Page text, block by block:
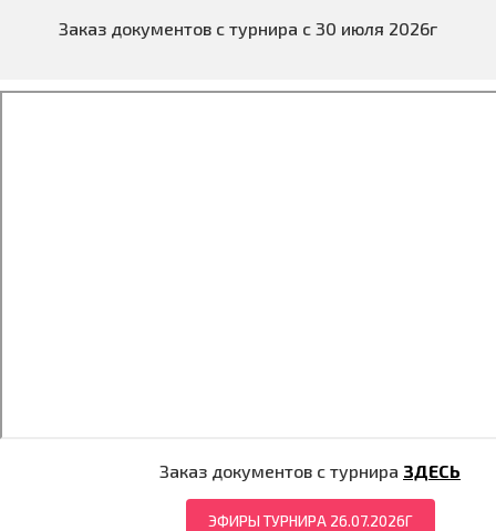
Заказ документов с турнира с 30 июля 2026г
Заказ документов с турнира ЗДЕСЬ
ЭФИРЫ ТУРНИРА 26.07.2026Г